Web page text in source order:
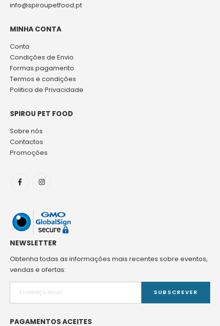
info@spiroupetfood.pt
MINHA CONTA
Conta
Condições de Envio
Formas pagamento
Termos e condições
Politica de Privacidade
SPIROU PET FOOD
Sobre nós
Contactos
Promoções
NEWSLETTER
Obtenha todas as informações mais recentes sobre eventos,
vendas e ofertas:
SUBSCREVER
PAGAMENTOS ACEITES